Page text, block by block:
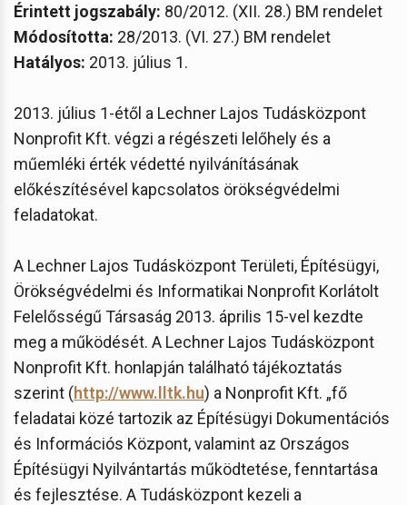
Érintett jogszabály: 80/2012. (XII. 28.) BM rendelet
Módosította: 28/2013. (VI. 27.) BM rendelet
Hatályos: 2013. július 1.
2013. július 1-étől a Lechner Lajos Tudásközpont
Nonprofit Kft. végzi a régészeti lelőhely és a
műemléki érték védetté nyilvánításának
előkészítésével kapcsolatos örökségvédelmi
feladatokat.
A Lechner Lajos Tudásközpont Területi, Építésügyi,
Örökségvédelmi és Informatikai Nonprofit Korlátolt
Felelősségű Társaság 2013. április 15-vel kezdte
meg a működését. A Lechner Lajos Tudásközpont
Nonprofit Kft. honlapján található tájékoztatás
szerint (http://www.lltk.hu) a Nonprofit Kft. „fő
feladatai közé tartozik az Építésügyi Dokumentációs
és Információs Központ, valamint az Országos
Építésügyi Nyilvántartás működtetése, fenntartása
és fejlesztése. A Tudásközpont kezeli a